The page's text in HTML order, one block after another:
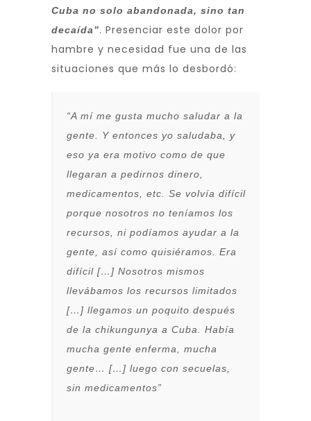
Cuba no solo abandonada, sino tan
decaída”. Presenciar este dolor por
hambre y necesidad fue una de las
situaciones que más lo desbordó:
“A mí me gusta mucho saludar a la
gente. Y entonces yo saludaba, y
eso ya era motivo como de que
llegaran a pedirnos dinero,
medicamentos, etc. Se volvía difícil
porque nosotros no teníamos los
recursos, ni podíamos ayudar a la
gente, así como quisiéramos. Era
difícil […] Nosotros mismos
llevábamos los recursos limitados
[…] llegamos un poquito después
de la chikungunya a Cuba. Había
mucha gente enferma, mucha
gente… […] luego con secuelas,
sin medicamentos”